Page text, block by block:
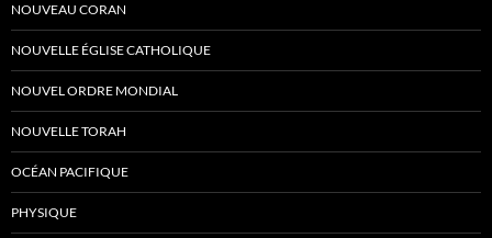
NOUVEAU CORAN
NOUVELLE ÉGLISE CATHOLIQUE
NOUVEL ORDRE MONDIAL
NOUVELLE TORAH
OCÉAN PACIFIQUE
PHYSIQUE